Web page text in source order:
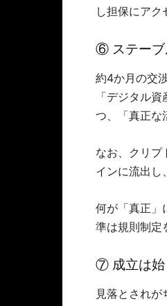
し担保にアク
⑥ ステーブ
約4か月の交
「デジタル
つ、「真正な
なお、クリプ
インに流出し
何が「真正」
準は規則制定
⑦ 成立は始
見落とされ